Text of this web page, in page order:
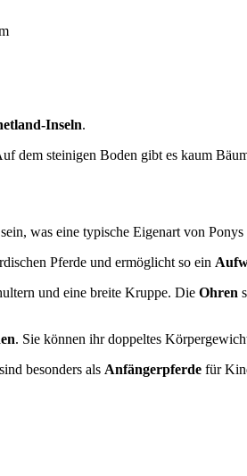
Inseln.
dem steinigen Boden gibt es kaum
was eine typische Eigenart von
Pferde und ermöglicht so ein
und eine breite Kruppe. Die Ohren
. Sie können ihr doppeltes
besonders als Anfängerpferde für